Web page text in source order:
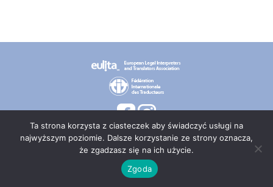
© 2026 PT TEPIS
Ta strona korzysta z ciasteczek aby świadczyć usługi na
najwyższym poziomie. Dalsze korzystanie ze strony oznacza,
że zgadzasz się na ich użycie.
Zgoda